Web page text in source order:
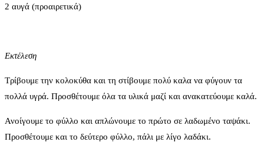
2 αυγά (προαιρετικά)
Εκτέλεση
Τρίβουμε την κολοκύθα και τη στίβουμε πολύ καλα να φύγουν τα
πολλά υγρά. Προσθέτουμε όλα τα υλικά μαζί και ανακατεύουμε καλά.
Ανοίγουμε το φύλλο και απλώνουμε το πρώτο σε λαδωμένο ταψάκι.
Προσθέτουμε και το δεύτερο φύλλο, πάλι με λίγο λαδάκι.